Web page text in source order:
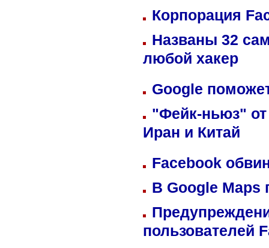
Корпорация
Названы 32
любой хакер
Google
"Фейк-ньюз" от
Иран и Китай
Facebook
В Google Maps
пользователей